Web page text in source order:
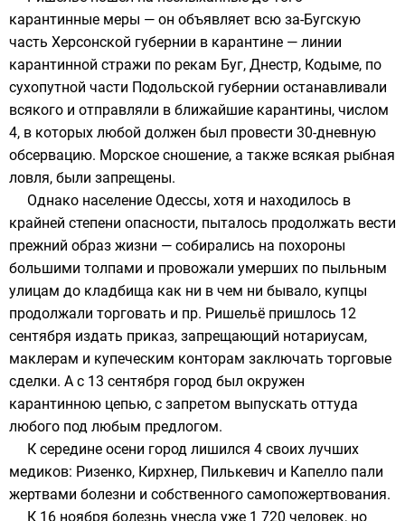
карантинные меры — он объявляет всю за-Бугскую
часть Херсонской губернии в карантине — линии
карантинной стражи по рекам Буг, Днестр, Кодыме, по
сухопутной части Подольской губернии останавливали
всякого и отправляли в ближайшие карантины, числом
4, в которых любой должен был провести 30-дневную
обсервацию. Морское сношение, а также всякая рыбная
ловля, были запрещены.
Однако население Одессы, хотя и находилось в
крайней степени опасности, пыталось продолжать вести
прежний образ жизни — собирались на похороны
большими толпами и провожали умерших по пыльным
улицам до кладбища как ни в чем ни бывало, купцы
продолжали торговать и пр. Ришельё пришлось 12
сентября издать приказ, запрещающий нотариусам,
маклерам и купеческим конторам заключать торговые
сделки. А с 13 сентября город был окружен
карантинною цепью, с запретом выпускать оттуда
любого под любым предлогом.
К середине осени город лишился 4 своих лучших
медиков: Ризенко, Кирхнер, Пилькевич и Капелло пали
жертвами болезни и собственного самопожертвования.
К 16 ноября болезнь унесла уже 1 720 человек, но